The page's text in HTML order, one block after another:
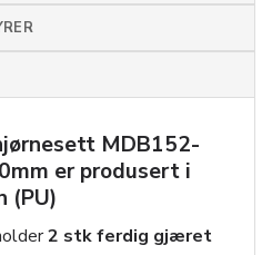
MDB152-
er produsert i
(PU)
2 stk ferdig gjæret